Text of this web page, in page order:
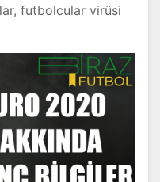
futbolcular virüsi